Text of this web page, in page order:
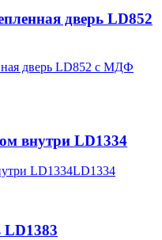
напыление
дверь LD852
внутри LD1334
LD1334
LD1383